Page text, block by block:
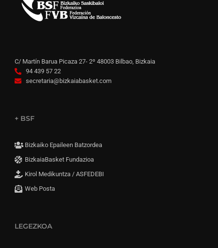
C/ Martín Barua Picaza 27- 2º 48003 Bilbao, Bizkaia
94 439 57 22
secretaria@bizkaiabasket.com
+ BSF
Bizkaiko Epaileen Batzordea
BizkaiaBasket Fundazioa
Kirol Medikuntza / ASFEDEBI
Web Posta
LEGEZKOA